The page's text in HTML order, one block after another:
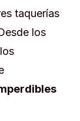
taquerías
los